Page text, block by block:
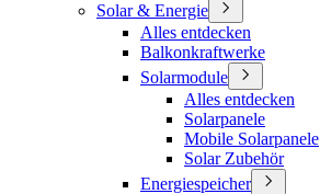
Solar & Energie
Alles entdecken
Balkonkraftwerke
Solarmodule
Alles entdecken
Solarpanele
Mobile Solarpanele
Solar Zubehör
Energiespeicher